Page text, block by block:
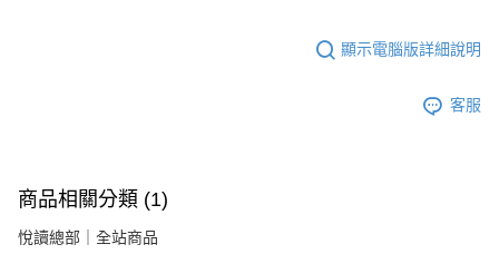
顯示電腦版詳細說明
客服
商品相關分類 (1)
悅讀總部｜全站商品